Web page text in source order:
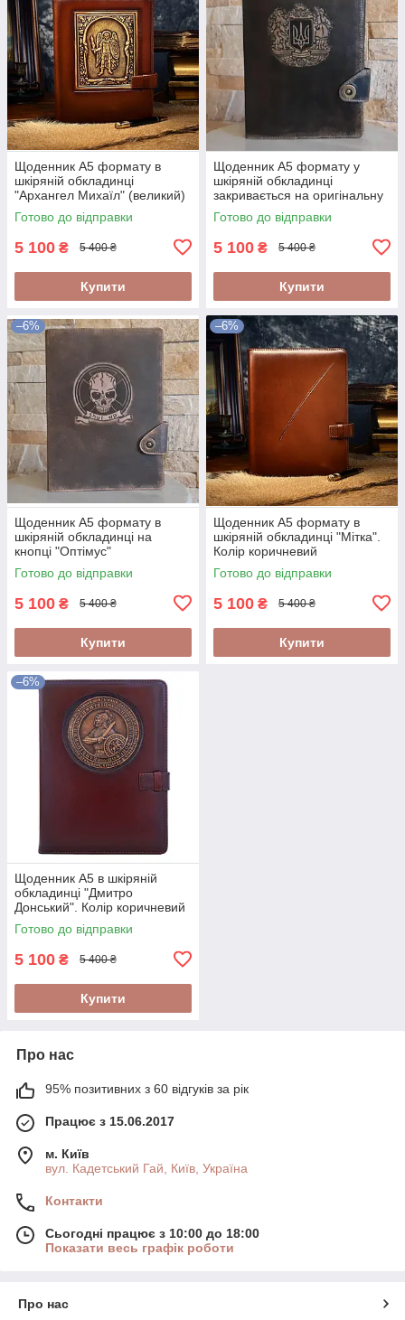
Щоденник А5 формату в
шкіряній обкладинці
"Архангел Михаїл" (великий)
Готово до відправки
5 100 ₴ 5 400 ₴
Купити
Щоденник А5 формату у
шкіряній обкладинці
закривається на оригінальну
кнопку "Герб України"
Готово до відправки
5 100 ₴ 5 400 ₴
Купити
–6%
Щоденник А5 формату в
шкіряній обкладинці на
кнопці "Оптімус"
Готово до відправки
5 100 ₴ 5 400 ₴
Купити
–6%
Щоденник А5 формату в
шкіряній обкладинці "Мітка".
Колір коричневий
Готово до відправки
5 100 ₴ 5 400 ₴
Купити
–6%
Щоденник А5 в шкіряній
обкладинці "Дмитро
Донський". Колір коричневий
Готово до відправки
5 100 ₴ 5 400 ₴
Купити
Про нас
95% позитивних з 60 відгуків за рік
Працює з 15.06.2017
м. Київ
вул. Кадетський Гай, Київ, Україна
Контакти
Сьогодні працює з 10:00 до 18:00
Показати весь графік роботи
Про нас